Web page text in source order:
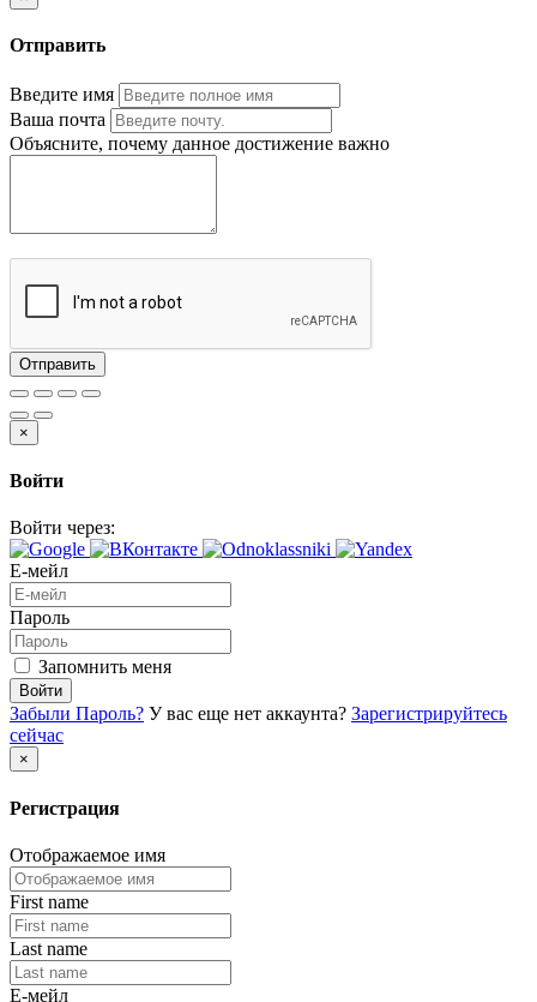
Отправить
Введите имя
Ваша почта
Объясните, почему данное достижение важно
Отправить
×
Войти
Войти через:
Е-мейл
Пароль
Запомнить меня
Войти
Забыли Пароль? У вас еще нет аккаунта? Зарегистрируйтесь
сейчас
×
Регистрация
Отображаемое имя
First name
Last name
Е-мейл